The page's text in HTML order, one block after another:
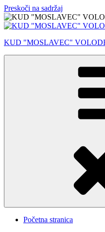
Preskoči na sadržaj
KUD "MOSLAVEC"
Početna stranica